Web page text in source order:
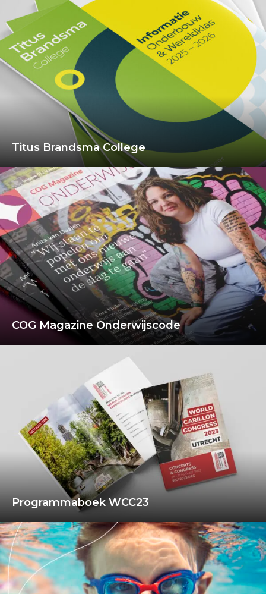
Titus Brandsma College
COG Magazine Onderwijscode
Programmaboek WCC23